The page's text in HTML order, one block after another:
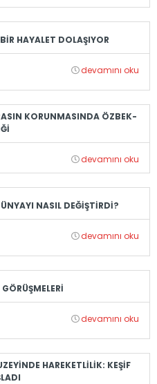
HAYALET DOLAŞIYOR
devamını oku
KORUNMASINDA ÖZBEK-
devamını oku
NASIL DEĞİŞTİRDİ?
devamını oku
devamını oku
HAREKETLİLİK: KEŞİF